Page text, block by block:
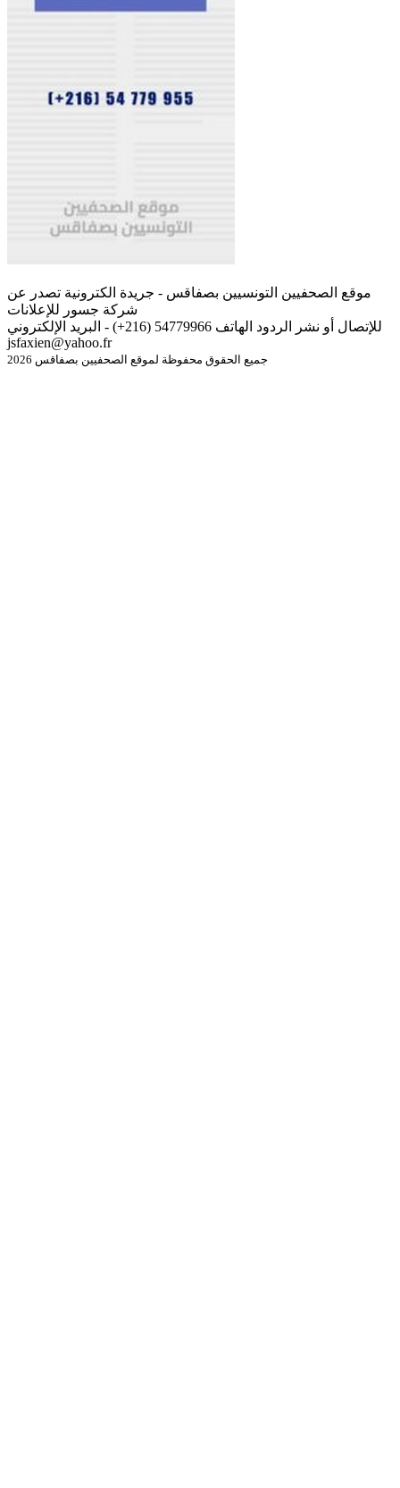
موقع الصحفيين التونسيين بصفاقس - جريدة الكترونية تصدر عن
شركة جسور للإعلانات
للإتصال أو نشر الردود الهاتف 54779966 (216+) - البريد الإلكتروني
jsfaxien@yahoo.fr
جميع الحقوق محفوظة لموقع الصحفيين بصفاقس 2026